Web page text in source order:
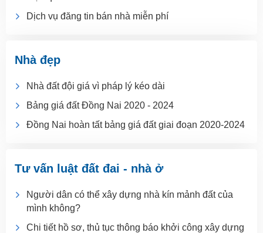
Dịch vụ đăng tin bán nhà miễn phí
Nhà đẹp
Nhà đất đội giá vì pháp lý kéo dài
Bảng giá đất Đồng Nai 2020 - 2024
Đồng Nai hoàn tất bảng giá đất giai đoạn 2020-2024
Tư vấn luật đất đai - nhà ở
Người dân có thể xây dựng nhà kín mảnh đất của
mình không?
Chi tiết hồ sơ, thủ tục thông báo khởi công xây dựng